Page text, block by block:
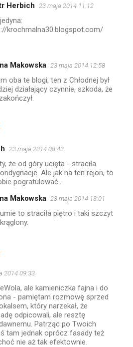
Herbich 23 maja 2014 11:12
krochmalna30.blogspot.com/
Makowska 23 maja 2014 12:58
oba te blogi, ten z Chłodnej był
działający czynnie, szkoda, że
23 maja 2014 08:43
że od góry ucięta - straciła
Ale jak na ten rejon, to
pogratulować...
Makowska 23 maja 2014 13:01
to straciła piętro i taki szczyt
2014 09:33
ale kamieniczka fajna i do
- pamiętam rozmowę sprzed
który narzekał, że
odpicowali, ale resztę
Patrząc po Twoich
tam jednak oprócz fasady też
nie aż tak efektownie.